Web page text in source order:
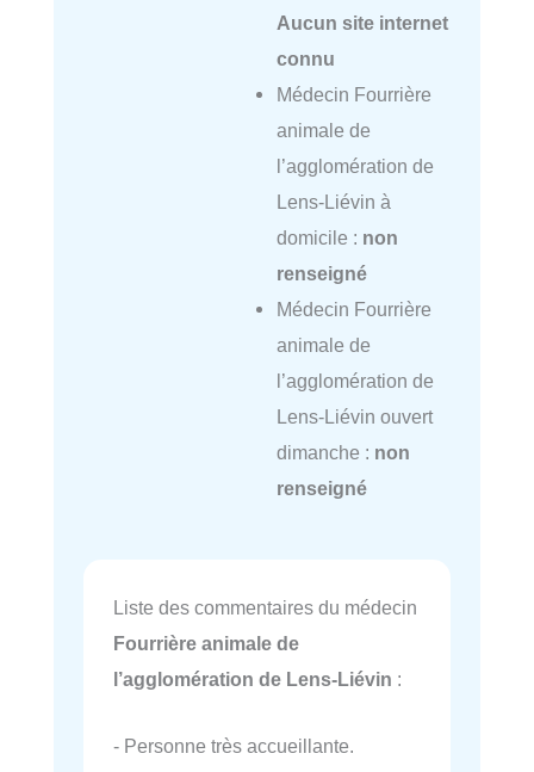
Aucun site internet
connu
Médecin Fourrière
animale de
l’agglomération de
Lens-Liévin à
domicile : non
renseigné
Médecin Fourrière
animale de
l’agglomération de
Lens-Liévin ouvert
dimanche : non
renseigné
Liste des commentaires du médecin
Fourrière animale de
l’agglomération de Lens-Liévin :
- Personne très accueillante.